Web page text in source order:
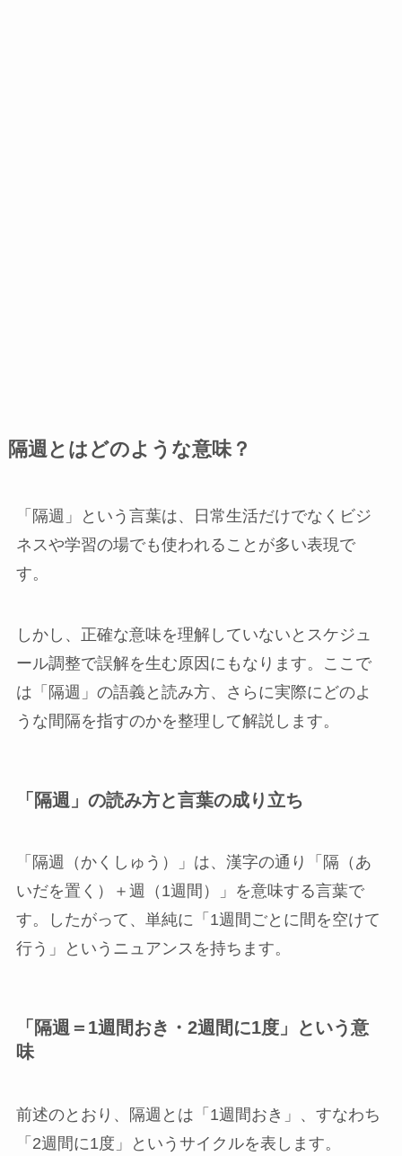
隔週とはどのような意味？
「隔週」という言葉は、日常生活だけでなくビジ
ネスや学習の場でも使われることが多い表現で
す。
しかし、正確な意味を理解していないとスケジュ
ール調整で誤解を生む原因にもなります。ここで
は「隔週」の語義と読み方、さらに実際にどのよ
うな間隔を指すのかを整理して解説します。
「隔週」の読み方と言葉の成り立ち
「隔週（かくしゅう）」は、漢字の通り「隔（あ
いだを置く）＋週（1週間）」を意味する言葉で
す。したがって、単純に「1週間ごとに間を空けて
行う」というニュアンスを持ちます。
「隔週＝1週間おき・2週間に1度」という意
味
前述のとおり、隔週とは「1週間おき」、すなわち
「2週間に1度」というサイクルを表します。